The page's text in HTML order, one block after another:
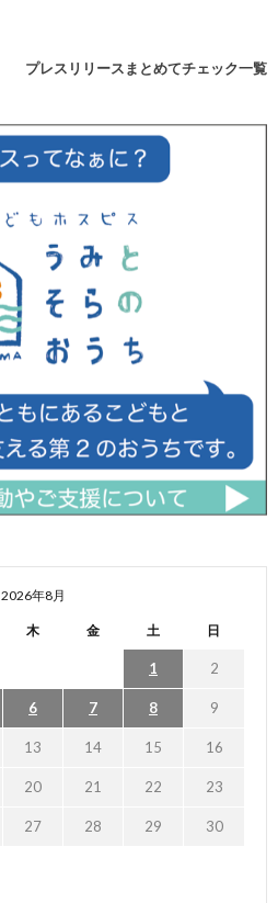
プレスリリースまとめてチェック一覧
2026年8月
木 金 土 日
1 2
6 7 8 9
13 14 15 16
20 21 22 23
27 28 29 30